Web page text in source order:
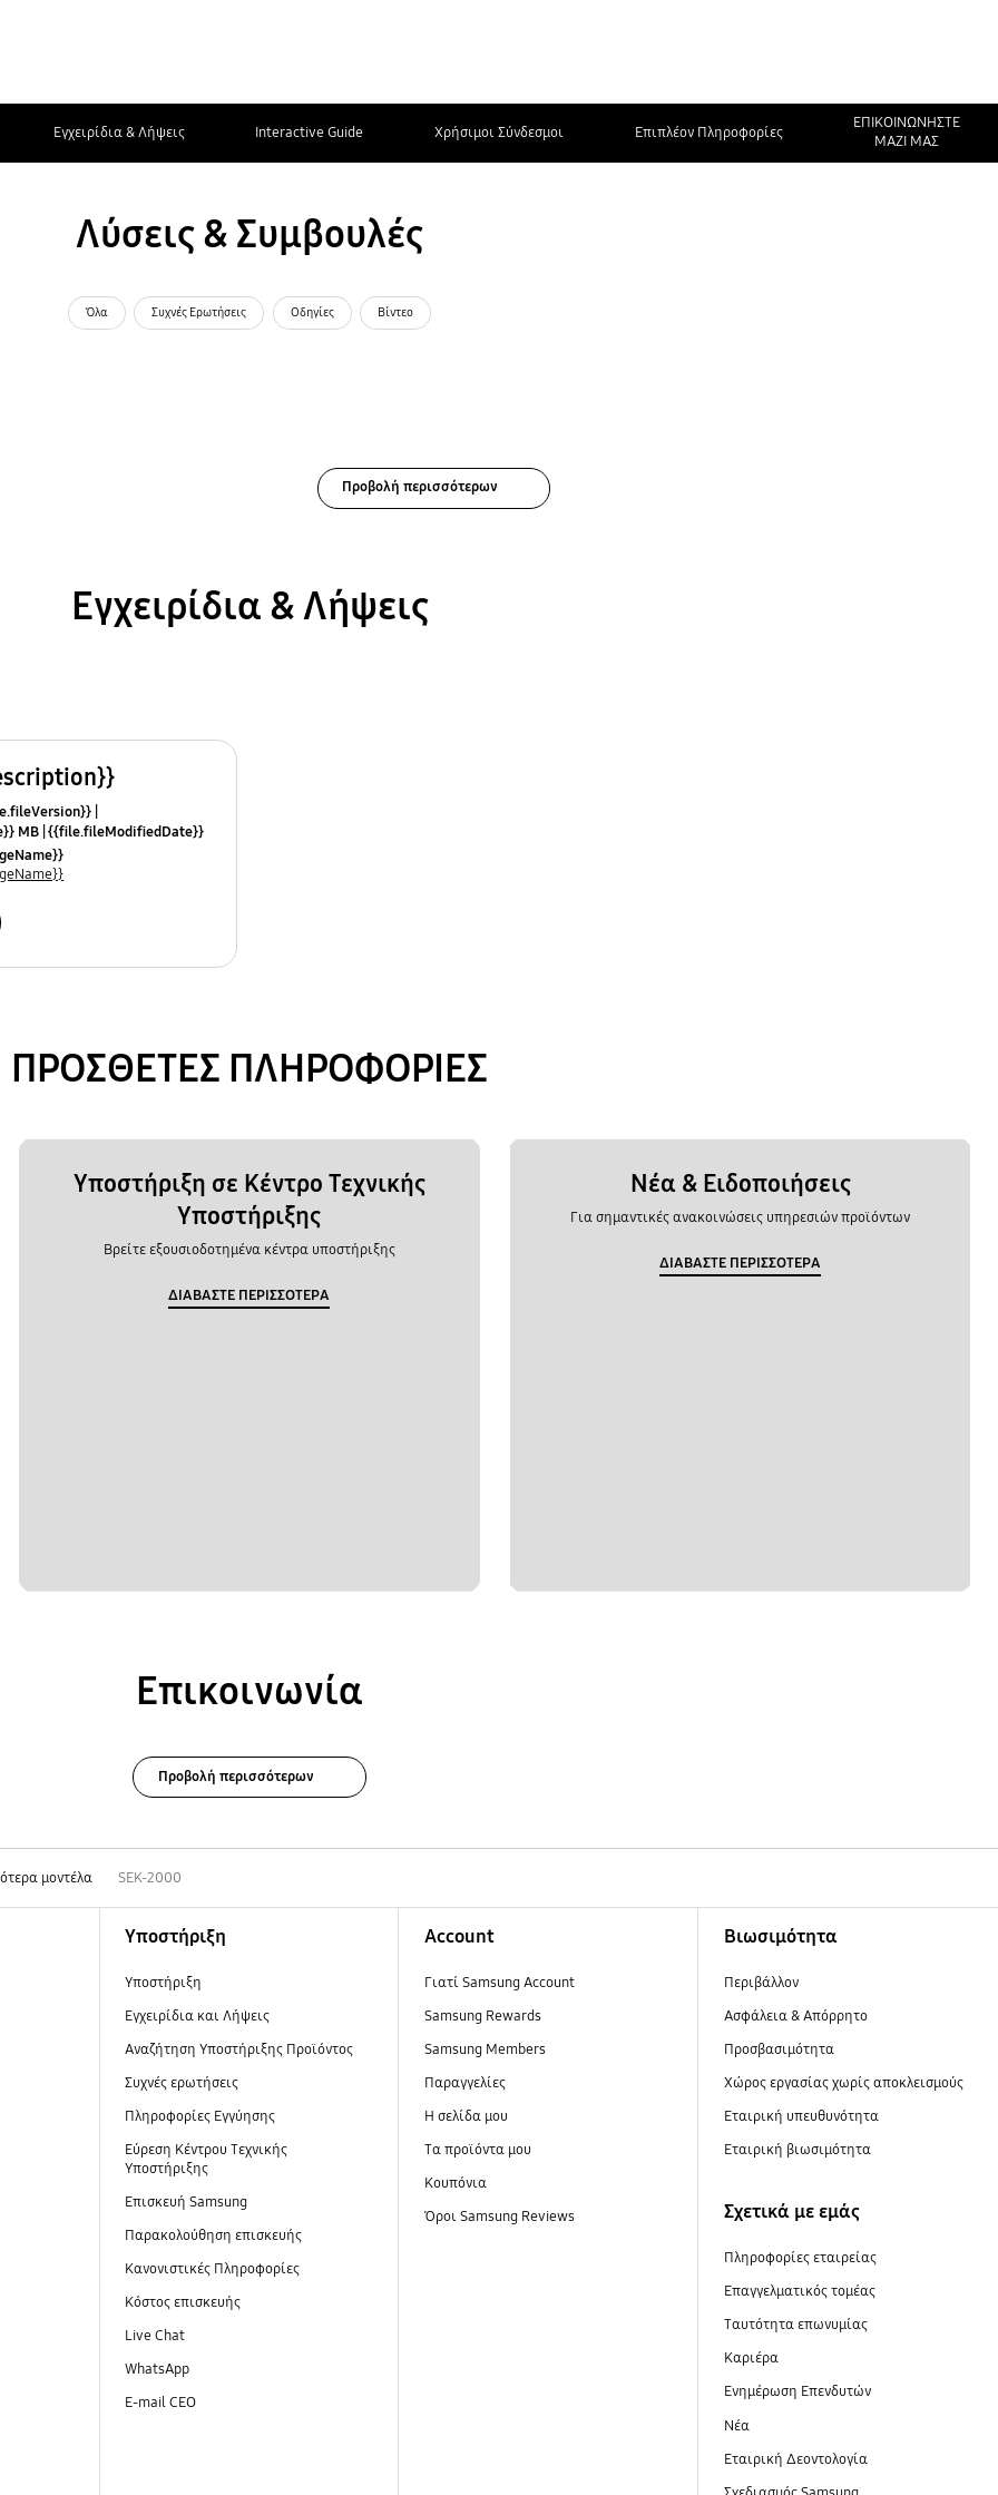
Εγχειρίδια & Λήψεις Interactive Guide Χρήσιμοι Σύνδεσμοι Επιπλέον Πληροφορίες
ΕΠΙΚΟΙΝΩΝΗΣΤΕ
ΜΑΖΙ ΜΑΣ
Λύσεις & Συμβουλές
Όλα Συχνές Ερωτήσεις Οδηγίες Βίντεο
Προβολή περισσότερων
Εγχειρίδια & Λήψεις
MB {{file.fileModifiedDate}}
ΠΡΟΣΘΕΤΕΣ ΠΛΗΡΟΦΟΡΙΕΣ
Υποστήριξη σε Κέντρο Τεχνικής
Υποστήριξης
Βρείτε εξουσιοδοτημένα κέντρα υποστήριξης
ΔΙΑΒΑΣΤΕ ΠΕΡΙΣΣΟΤΕΡΑ
Νέα & Ειδοποιήσεις
Για σημαντικές ανακοινώσεις υπηρεσιών προϊόντων
ΔΙΑΒΑΣΤΕ ΠΕΡΙΣΣΟΤΕΡΑ
Επικοινωνία
Προβολή περισσότερων
μοντέλα SEK-2000
Υποστήριξη
Υποστήριξη
Εγχειρίδια και Λήψεις
Αναζήτηση Υποστήριξης Προϊόντος
Συχνές ερωτήσεις
Πληροφορίες Εγγύησης
Εύρεση Κέντρου Τεχνικής
Υποστήριξης
Επισκευή Samsung
Παρακολούθηση επισκευής
Κανονιστικές Πληροφορίες
Κόστος επισκευής
Live Chat
WhatsApp
E-mail CEO
Account
Γιατί Samsung Account
Samsung Rewards
Samsung Members
Παραγγελίες
Η σελίδα μου
Τα προϊόντα μου
Κουπόνια
Όροι Samsung Reviews
Βιωσιμότητα
Περιβάλλον
Ασφάλεια & Απόρρητο
Προσβασιμότητα
Xώρος εργασίας χωρίς αποκλεισμούς
Εταιρική υπευθυνότητα
Εταιρική βιωσιμότητα
Σχετικά με εμάς
Πληροφορίες εταιρείας
Επαγγελματικός τομέας
Ταυτότητα επωνυμίας
Καριέρα
Ενημέρωση Επενδυτών
Νέα
Εταιρική Δεοντολογία